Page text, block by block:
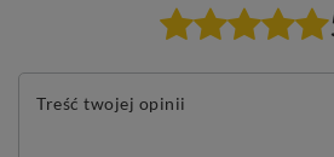
Treść twojej opinii